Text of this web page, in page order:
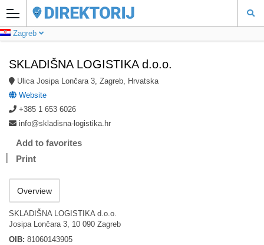
Zagreb
SKLADIŠNA LOGISTIKA d.o.o.
Ulica Josipa Lončara 3, Zagreb, Hrvatska
Website
+385 1 653 6026
info@skladisna-logistika.hr
Add to favorites
Print
Overview
SKLADIŠNA LOGISTIKA d.o.o.
Josipa Lončara 3, 10 090 Zagreb
OIB: 81060143905